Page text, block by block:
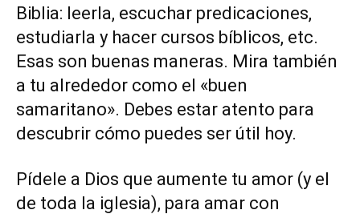
Biblia: leerla, escuchar predicaciones,
estudiarla y hacer cursos bíblicos, etc.
Esas son buenas maneras. Mira también
a tu alrededor como el «buen
samaritano». Debes estar atento para
descubrir cómo puedes ser útil hoy.
Pídele a Dios que aumente tu amor (y el
de toda la iglesia), para amar con